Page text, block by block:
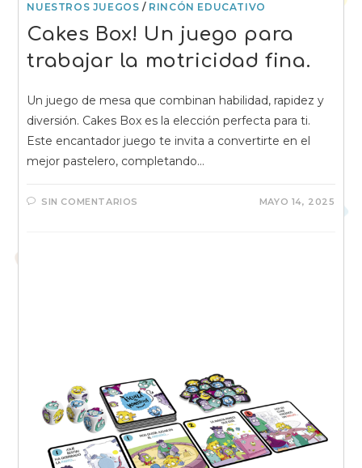
NUESTROS JUEGOS / RINCÓN EDUCATIVO
Cakes Box! Un juego para
trabajar la motricidad fina.
Un juego de mesa que combinan habilidad, rapidez y
diversión. Cakes Box es la elección perfecta para ti.
Este encantador juego te invita a convertirte en el
mejor pastelero, completando…
SIN COMENTARIOS MAYO 14, 2025